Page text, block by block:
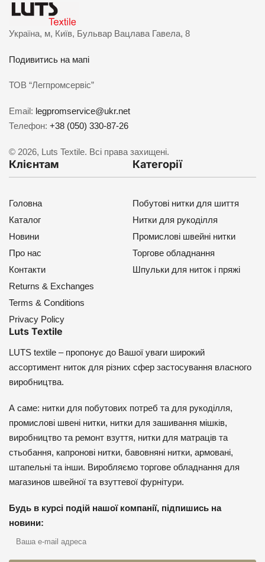
Україна, м, Київ, Бульвар Вацлава Гавела, 8
Подивитись на мапі
ТОВ “Легпромсервіс”
Email: legpromservice@ukr.net
Телефон: +38 (050) 330-87-26
© 2026, Luts Textile. Всі права захищені.
Клієнтам
Головна
Каталог
Новини
Про нас
Контакти
Returns & Exchanges
Terms & Conditions
Privacy Policy
Категорії
Побутові нитки для шиття
Нитки для рукоділля
Промислові швейні нитки
Торгове обладнання
Шпульки для ниток і пряжі
Luts Textile
LUTS textile – пропонує до Вашої уваги широкий
ассортимент ниток для різних сфер застосування власного
виробництва.
А саме: нитки для побутових потреб та для рукоділля,
промислові швені нитки, нитки для зашивання мішків,
виробництво та ремонт взуття, нитки для матраців та
стьобання, капронові нитки, бавовняні нитки, армовані,
штапельні та інши. Виробляємо торгове обладнання для
магазинов швейної та взуттевої фурнітури.
Будь в курсі подій нашої компанії, підпишись на
новини: